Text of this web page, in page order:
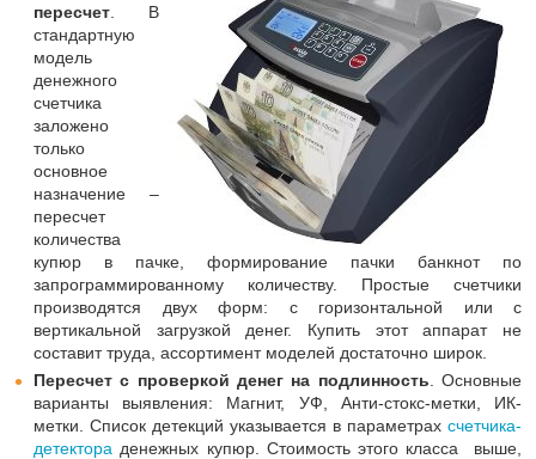
пересчет . В
стандартную
модель
денежного
счетчика
заложено
только
основное
назначение –
пересчет
количества
купюр в пачке, формирование пачки банкнот по
запрограммированному количеству. Простые счетчики
производятся двух форм: с горизонтальной или с
вертикальной загрузкой денег. Купить этот аппарат не
составит труда, ассортимент моделей достаточно широк.
Пересчет с проверкой денег на подлинность . Основные
варианты выявления: Магнит, УФ, Анти-стокс-метки, ИК-
метки. Список детекций указывается в параметрах счетчика-
детектора денежных купюр. Стоимость этого класса выше,